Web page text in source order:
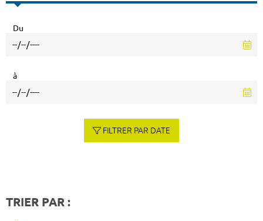
Du
à
FILTRER PAR DATE
TRIER PAR :